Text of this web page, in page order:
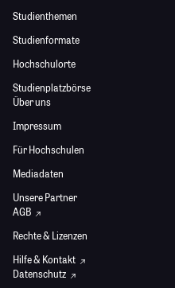
Studienthemen
Studienformate
Hochschulorte
Studienplatzbörse
Über uns
Impressum
Für Hochschulen
Mediadaten
Unsere Partner
AGB
Rechte & Lizenzen
Hilfe & Kontakt
Datenschutz